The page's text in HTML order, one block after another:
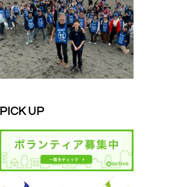
PICK UP